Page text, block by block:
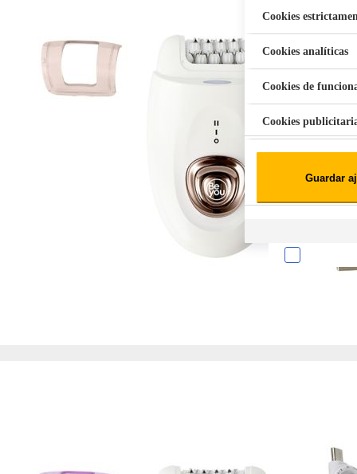
Aspiradora Quitamanchas 450W
Cookies
Cookies analíticas
Cookies de
Cookies
Más información
Guardar